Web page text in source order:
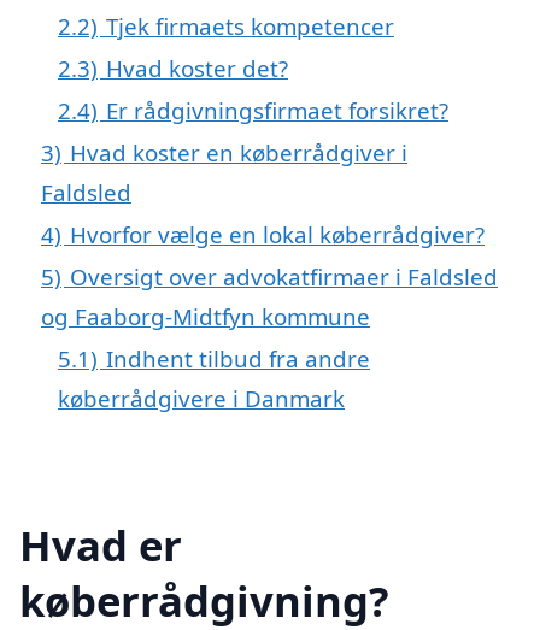
2.2) Tjek firmaets kompetencer
2.3) Hvad koster det?
2.4) Er rådgivningsfirmaet forsikret?
3) Hvad koster en køberrådgiver i
Faldsled
4) Hvorfor vælge en lokal køberrådgiver?
5) Oversigt over advokatfirmaer i Faldsled
og Faaborg-Midtfyn kommune
5.1) Indhent tilbud fra andre
køberrådgivere i Danmark
Hvad er
køberrådgivning?